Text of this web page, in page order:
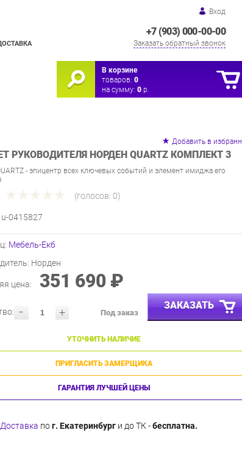
Вход
+7 (903) 000-00-00
Заказать обратный звонок
В корзине
товаров: 0
на сумму: 0 р.
Добавить в
РУКОВОДИТЕЛЯ НОРДЕН QUARTZ КОМПЛЕКТ 3
- эпицентр всех ключевых событий и элемент имиджа его
(голосов: 0)
u-0415827
Мебель-Екб
Норден
цена: 351 690 ₽
- + Под заказ
ЗАКАЗАТЬ
УТОЧНИТЬ НАЛИЧИЕ
ПРИГЛАСИТЬ ЗАМЕРЩИКА
ГАРАНТИЯ ЛУЧШЕЙ ЦЕНЫ
Доставка пог. Екатеринбург и до ТК -бесплатна.